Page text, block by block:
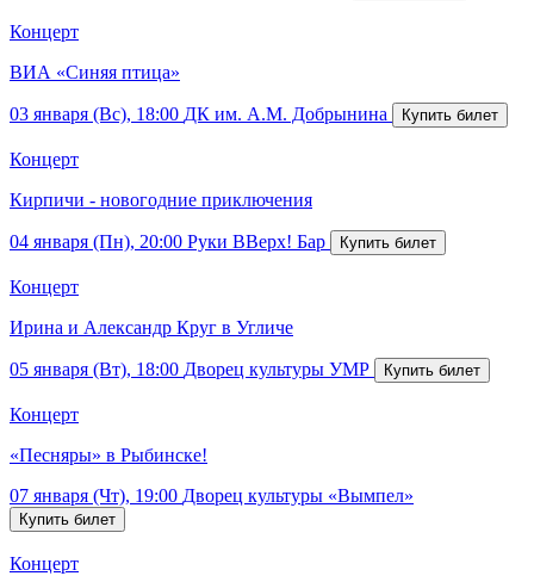
Концерт
ВИА «Синяя птица»
03 января (Вс), 18:00 ДК им. А.М. Добрынина
Концерт
Кирпичи - новогодние приключения
04 января (Пн), 20:00 Руки ВВерх! Бар
Концерт
Ирина и Александр Круг в Угличе
05 января (Вт), 18:00 Дворец культуры УМР
Концерт
«Песняры» в Рыбинске!
07 января (Чт), 19:00 Дворец культуры «Вымпел»
Концерт